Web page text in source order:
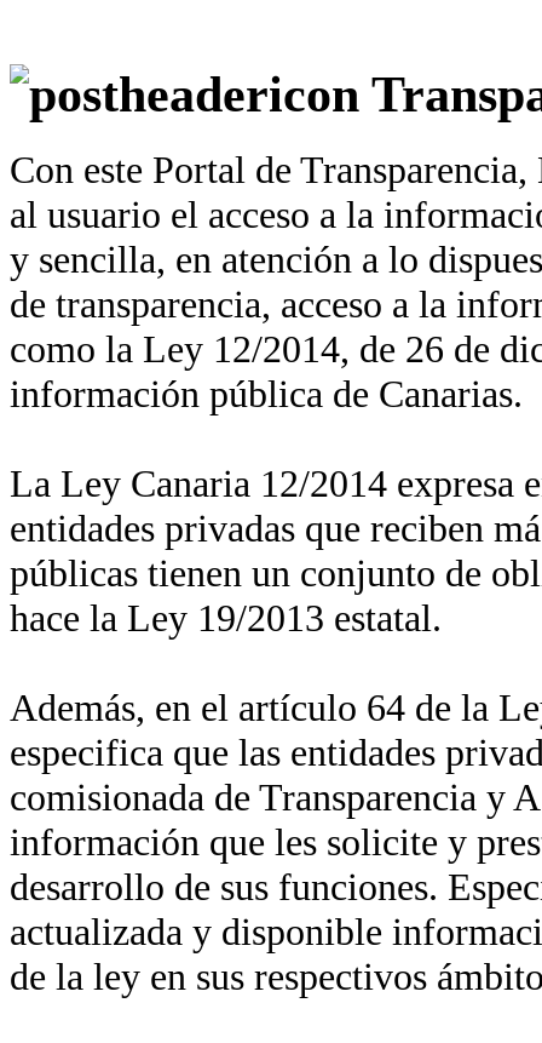
Con este Portal de
al usuario el acceso a la
y sencilla, en atención a lo
de transparencia, acceso a la
como la Ley 12/2014, de 26 de
información pública de Canarias.
La Ley Canaria 12/2014 expresa
entidades privadas que reciben
públicas tienen un conjunto de
hace la Ley 19/2013 estatal.
Además, en el artículo 64 de la
especifica que las entidades
comisionada de Transparencia y
información que les solicite y
desarrollo de sus funciones.
actualizada y disponible
de la ley en sus respectivos